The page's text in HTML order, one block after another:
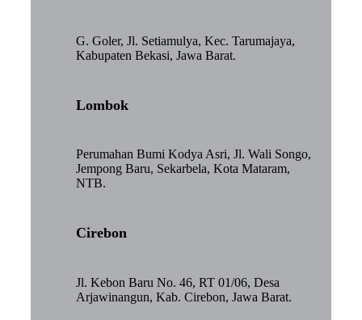
G. Goler, Jl. Setiamulya, Kec. Tarumajaya,
Kabupaten Bekasi, Jawa Barat.
Lombok
Perumahan Bumi Kodya Asri, Jl. Wali Songo,
Jempong Baru, Sekarbela, Kota Mataram,
NTB.
Cirebon
Jl. Kebon Baru No. 46, RT 01/06, Desa
Arjawinangun, Kab. Cirebon, Jawa Barat.